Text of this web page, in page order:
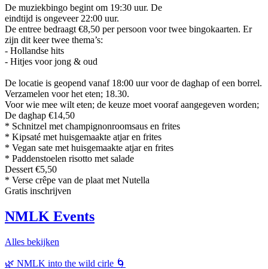
De muziekbingo begint om 19:30 uur. De
eindtijd is ongeveer 22:00 uur.
De entree bedraagt €8,50 per persoon voor twee bingokaarten. Er
zijn dit keer twee thema’s:
- Hollandse hits
- Hitjes voor jong & oud
De locatie is geopend vanaf 18:00 uur voor de daghap of een borrel.
Verzamelen voor het eten; 18.30.
Voor wie mee wilt eten; de keuze moet vooraf aangegeven worden;
️De daghap €14,50
* Schnitzel met champignonroomsaus en frites
* Kipsaté met huisgemaakte atjar en frites
* Vegan sate met huisgemaakte atjar en frites
* Paddenstoelen risotto met salade
Dessert €5,50
* Verse crêpe van de plaat met Nutella
Gratis inschrijven
NMLK Events
Alles bekijken
🌿 NMLK into the wild cirle 🌀